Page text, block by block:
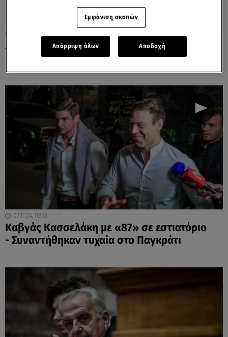
Αλέκος Φλαμπουράρης: Πέθανε ο πρώην
υπουργός του ΣΥΡΙΖΑ σε ηλικία 87 ετών
07.11.24, 08:13
Καβγάς Κασσελάκη με «87» σε εστιατόριο
- Συναντήθηκαν τυχαία στο Παγκράτι
Εμφάνιση σκοπών
Απόρριψη όλων Αποδοχή